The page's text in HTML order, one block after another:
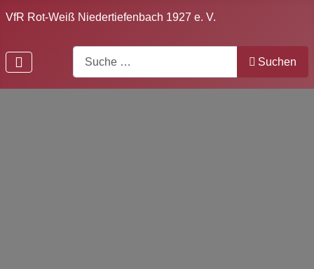
VfR Rot-Weiß Niedertiefenbach 1927 e. V.
Suchen